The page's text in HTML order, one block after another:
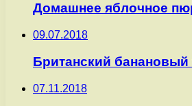
Домашнее яблочное
09.07.2018
Британский
07.11.2018